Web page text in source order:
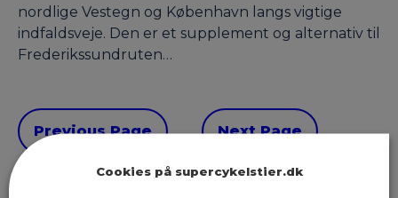
nordlige Vestegn og København langs vigtige
indfaldsveje. Den er et supplement og alternativ til
Frederikssundruten…
Previous Page Next Page
Cookies på supercykelstier.dk